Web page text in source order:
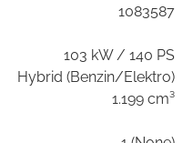
1083587
103 kW / 140 PS
Hybrid (Benzin/Elektro)
1.199 cm³